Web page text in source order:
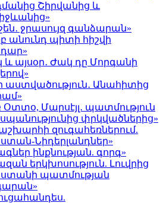
Շիրվանից և
ջրասույզ գանձարան»
անունդ պիտի հիշվի
և այսօր․ Ժակ դը Մորգանի
աստվածություն․ Անահիտից
Օտտօ, Մարսէյլ․ պատմություն
փրկվածներից»
զուգահեռներում.
Նիդերլանդներ»
ինքնության. գորգ»
երկխոսություն. Լուվրից
պատմության